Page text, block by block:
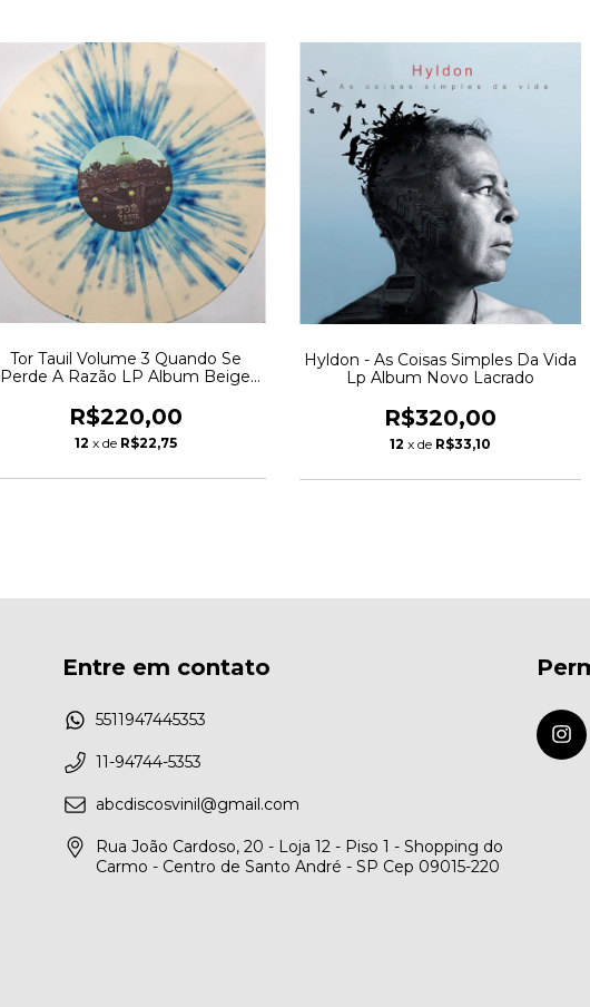
Tor Tauil Volume 3 Quando Se
Perde A Razão LP Album Beige
R$220,00
12 x de R$22,75
Hyldon - As Coisas Simples Da Vida
Lp Album Novo Lacrado
R$320,00
12 x de R$33,10
Entre em contato
5511947445353
11-94744-5353
abcdiscosvinil@gmail.com
Rua João Cardoso, 20 - Loja 12 - Piso 1 - Shopping do
Carmo - Centro de Santo André - SP Cep 09015-220